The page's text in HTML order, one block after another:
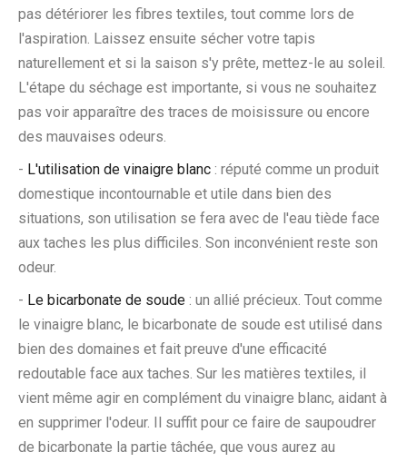
pas détériorer les fibres textiles, tout comme lors de
l'aspiration. Laissez ensuite sécher votre tapis
naturellement et si la saison s'y prête, mettez-le au soleil.
L'étape du séchage est importante, si vous ne souhaitez
pas voir apparaître des traces de moisissure ou encore
des mauvaises odeurs.
- L'utilisation de vinaigre blanc : réputé comme un produit
domestique incontournable et utile dans bien des
situations, son utilisation se fera avec de l'eau tiède face
aux taches les plus difficiles. Son inconvénient reste son
odeur.
- Le bicarbonate de soude : un allié précieux. Tout comme
le vinaigre blanc, le bicarbonate de soude est utilisé dans
bien des domaines et fait preuve d'une efficacité
redoutable face aux taches. Sur les matières textiles, il
vient même agir en complément du vinaigre blanc, aidant à
en supprimer l'odeur. Il suffit pour ce faire de saupoudrer
de bicarbonate la partie tâchée, que vous aurez au